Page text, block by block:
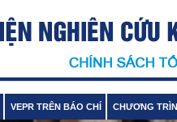
VEPR TRÊN BÁO CHÍ CHƯƠNG